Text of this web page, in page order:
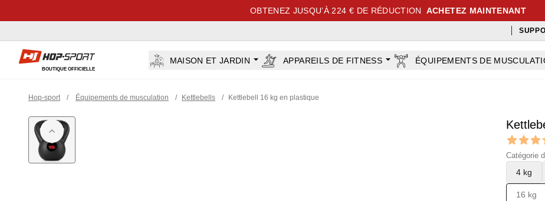
OBTENEZ JUSQU’À 224 € DE RÉDUCTION ACHETEZ MAINTENANT
Hop-sport.fr
BOUTIQUE OFFICIELLE
MAISON ET JARDIN APPAREILS DE FITNESS ÉQUIPEMENTS DE
Hop-sport / Équipements de musculation / Kettlebells / Kettlebell 16 kg en plastique
Reviews
5 out of 5
Catégorie
4 kg
16 kg